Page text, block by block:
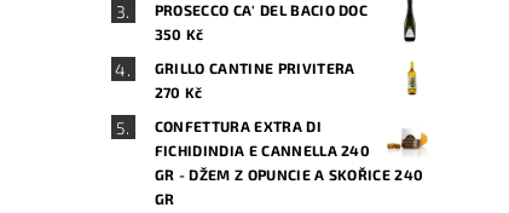
PROSECCO CA' DEL BACIO DOC
350 Kč
GRILLO CANTINE PRIVITERA
270 Kč
CONFETTURA EXTRA DI
FICHIDINDIA E CANNELLA 240
GR - DŽEM Z OPUNCIE A SKOŘICE 240
GR